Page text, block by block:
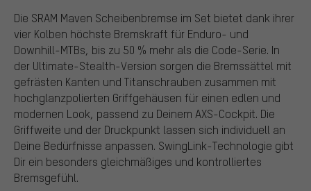
Die SRAM Maven Scheibenbremse im Set bietet dank ihrer
vier Kolben höchste Bremskraft für Enduro- und
Downhill-MTBs, bis zu 50 % mehr als die Code-Serie. In
der Ultimate-Stealth-Version sorgen die Bremssättel mit
gefrästen Kanten und Titanschrauben zusammen mit
hochglanzpolierten Griffgehäusen für einen edlen und
modernen Look, passend zu Deinem AXS-Cockpit. Die
Griffweite und der Druckpunkt lassen sich individuell an
Deine Bedürfnisse anpassen. SwingLink-Technologie gibt
Dir ein besonders gleichmäßiges und kontrolliertes
Bremsgefühl.